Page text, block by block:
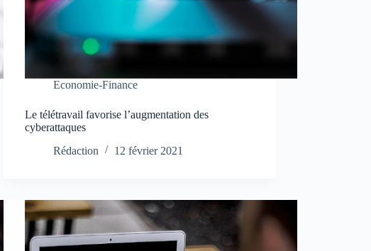
Economie-Finance
Le télétravail favorise l’augmentation des
cyberattaques
Rédaction
12 février 2021